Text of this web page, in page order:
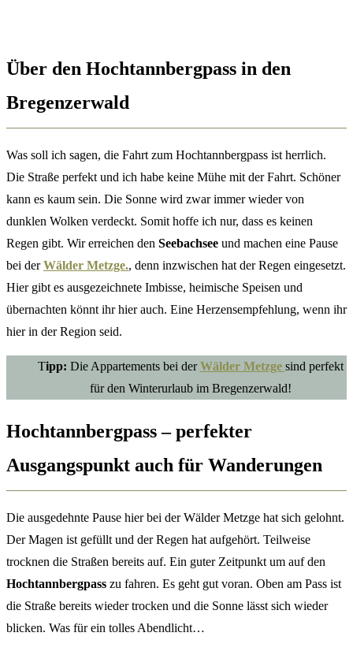
Über den Hochtannbergpass in den
Bregenzerwald
Was soll ich sagen, die Fahrt zum Hochtannbergpass ist herrlich.
Die Straße perfekt und ich habe keine Mühe mit der Fahrt. Schöner
kann es kaum sein. Die Sonne wird zwar immer wieder von
dunklen Wolken verdeckt. Somit hoffe ich nur, dass es keinen
Regen gibt. Wir erreichen den Seebachsee und machen eine Pause
bei derWälder Metzge., denn inzwischen hat der Regen eingesetzt.
Hier gibt es ausgezeichnete Imbisse, heimische Speisen und
übernachten könnt ihr hier auch. Eine Herzensempfehlung, wenn ihr
hier in der Region seid.
Tipp: Die Appartements bei derWälder Metzge sind perfekt
für den Winterurlaub im Bregenzerwald!
Hochtannbergpass – perfekter
Ausgangspunkt auch für Wanderungen
Die ausgedehnte Pause hier bei der Wälder Metzge hat sich gelohnt.
Der Magen ist gefüllt und der Regen hat aufgehört. Teilweise
trocknen die Straßen bereits auf. Ein guter Zeitpunkt um auf den
Hochtannbergpass zu fahren. Es geht gut voran. Oben am Pass ist
die Straße bereits wieder trocken und die Sonne lässt sich wieder
blicken. Was für ein tolles Abendlicht…